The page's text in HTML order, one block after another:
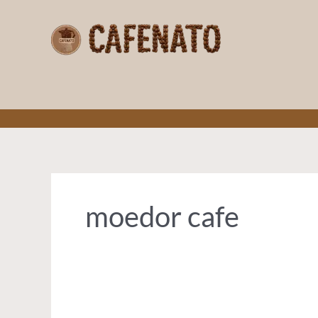
moedor cafe